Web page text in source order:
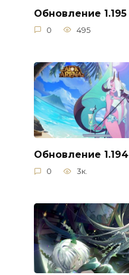
Обновление 1.195
0 495
Обновление 1.194
0 3к.